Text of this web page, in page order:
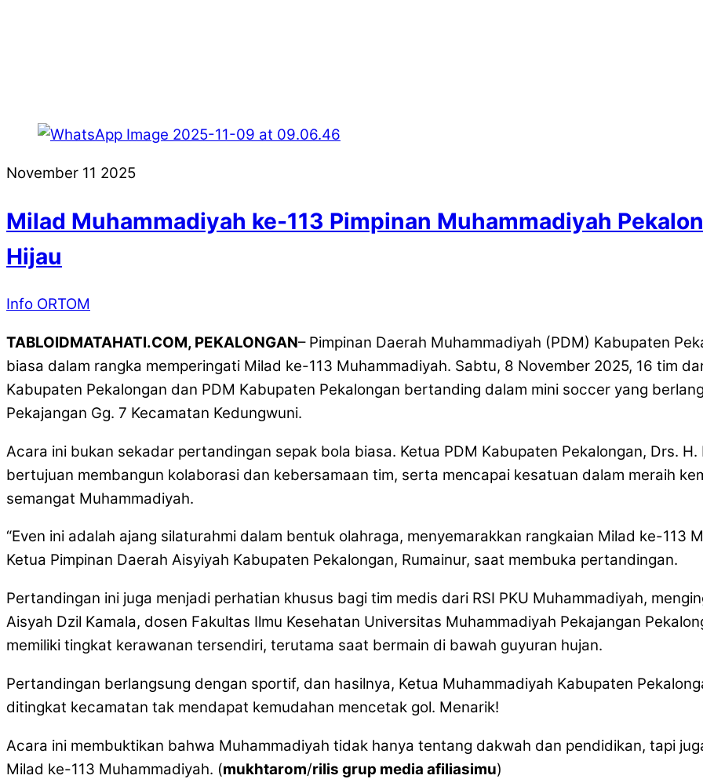
November 11 2025
Milad Muhammadiyah ke-113 Pimpinan Muhammadiyah
Hijau
Info ORTOM
TABLOIDMATAHATI.COM, PEKALONGAN– Pimpinan Daerah Muhammadiyah (PDM) Kabupaten
biasa dalam rangka memperingati Milad ke-113 Muhammadiyah. Sabtu, 8 November 2025, 16 tim
Kabupaten Pekalongan dan PDM Kabupaten Pekalongan bertanding dalam mini soccer yang
Pekajangan Gg. 7 Kecamatan Kedungwuni.
Acara ini bukan sekadar pertandingan sepak bola biasa. Ketua PDM Kabupaten Pekalongan, Drs.
bertujuan membangun kolaborasi dan kebersamaan tim, serta mencapai kesatuan dalam meraih
semangat Muhammadiyah.
“Even ini adalah ajang silaturahmi dalam bentuk olahraga, menyemarakkan rangkaian Milad ke-113
Ketua Pimpinan Daerah Aisyiyah Kabupaten Pekalongan, Rumainur, saat membuka pertandingan.
Pertandingan ini juga menjadi perhatian khusus bagi tim medis dari RSI PKU Muhammadiyah,
Aisyah Dzil Kamala, dosen Fakultas Ilmu Kesehatan Universitas Muhammadiyah Pekajangan
memiliki tingkat kerawanan tersendiri, terutama saat bermain di bawah guyuran hujan.
Pertandingan berlangsung dengan sportif, dan hasilnya, Ketua Muhammadiyah Kabupaten
ditingkat kecamatan tak mendapat kemudahan mencetak gol. Menarik!
Acara ini membuktikan bahwa Muhammadiyah tidak hanya tentang dakwah dan pendidikan, tapi
Milad ke-113 Muhammadiyah. (mukhtarom/rilis grup media afiliasimu)